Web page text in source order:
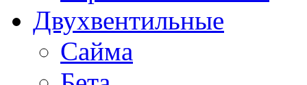
Двухвентильные
Сайма